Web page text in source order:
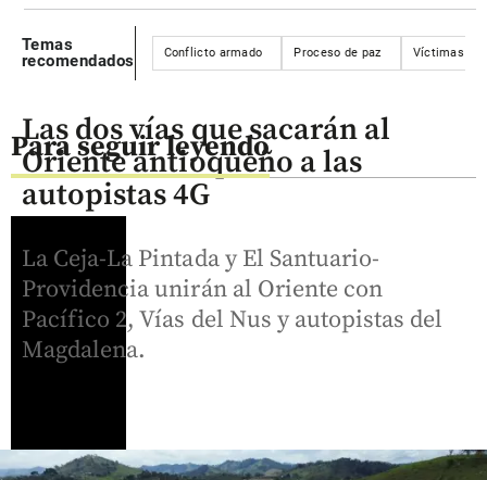
Temas
recomendados
Conflicto armado Proceso de paz Víctimas
Para seguir leyendo
Las dos vías que sacarán al
Oriente antioqueño a las
autopistas 4G
La Ceja-La Pintada y El Santuario-
Providencia unirán al Oriente con
Pacífico 2, Vías del Nus y autopistas del
Magdalena.